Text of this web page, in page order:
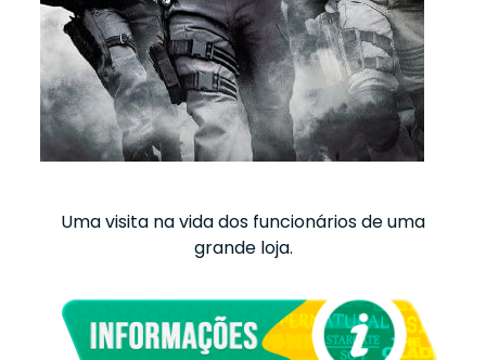
Uma visita na vida dos funcionários de uma
grande loja.